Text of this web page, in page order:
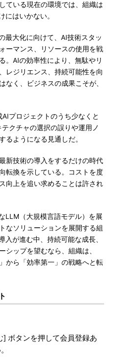
ている現在の環境では、組織は
にはいかない。
大化に向けて、AI技術スタッ
ーマンス、リソースの使用を戦
。AIの効率性により、無駄やリ
レジリエンス、持続可能性を向
なく、ビジネスの成果こそが、
プロジェクトのうち少なくと
クチャの選択の誤りや運用ノ
るようになる見通しだ。
新技術の導入をするだけの時代
転換を示している。コストを度
向上を追い求めることは許され
LLM（大規模言語モデル）を展
なソリューションを展開する組
が進む中、持続可能な成長、
シップを望むなら、組織は、
から「効率第一」の戦略へと転
ボタンを押して会員登録あ